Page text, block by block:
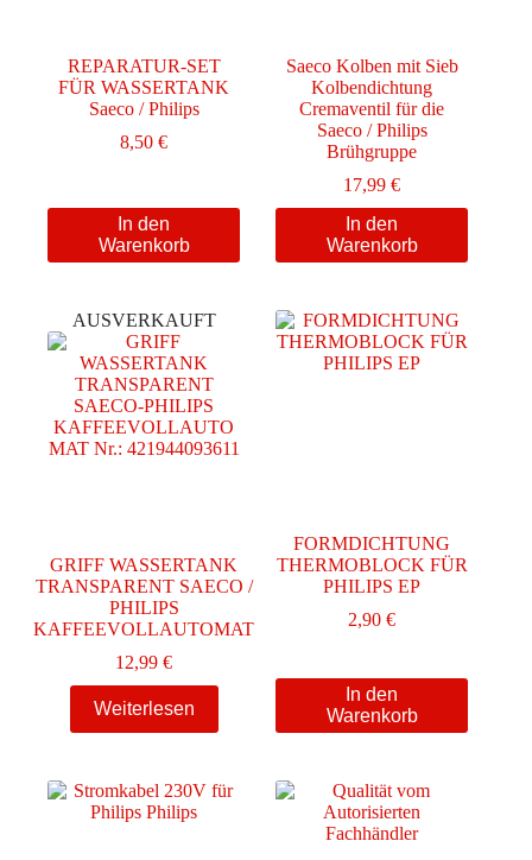
REPARATUR-SET
FÜR WASSERTANK
Saeco / Philips
8,50€
In den
Warenkorb
Saeco Kolben mit Sieb
Kolbendichtung
Cremaventil für die
Saeco / Philips
Brühgruppe
17,99€
In den
Warenkorb
AUSVERKAUFT
GRIFF WASSERTANK
TRANSPARENT SAECO /
PHILIPS
KAFFEEVOLLAUTOMAT
12,99€
Weiterlesen
FORMDICHTUNG
THERMOBLOCK FÜR
PHILIPS EP
2,90€
In den
Warenkorb